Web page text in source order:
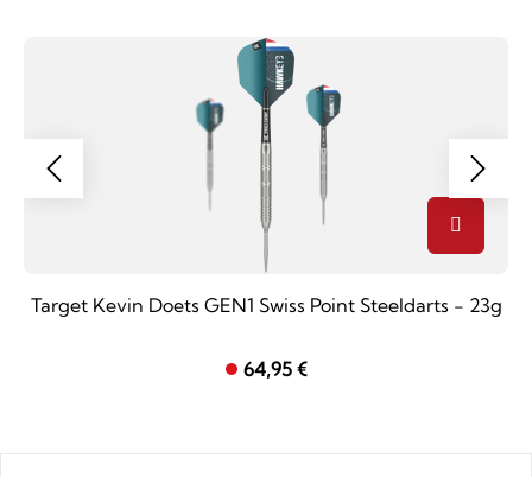
Target Kevin Doets GEN1 Swiss Point Steeldarts - 23g
64,95 €